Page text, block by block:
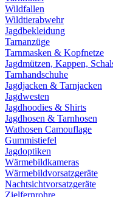
Wildfallen
Wildtierabwehr
Jagdbekleidung
Tarnanzüge
Tarnmasken & Kopfnetze
Jagdmützen, Kappen,
Tarnhandschuhe
Jagdjacken & Tarnjacken
Jagdwesten
Jagdhoodies & Shirts
Jagdhosen & Tarnhosen
Wathosen Camouflage
Gummistiefel
Jagdoptiken
Wärmebildkameras
Wärmebildvorsatzgeräte
Nachtsichtvorsatzgeräte
Zielfernrohre